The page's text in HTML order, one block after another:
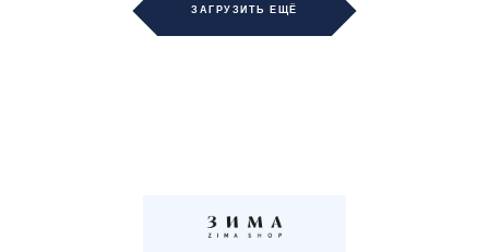
ЗАГРУЗИТЬ ЕЩЁ